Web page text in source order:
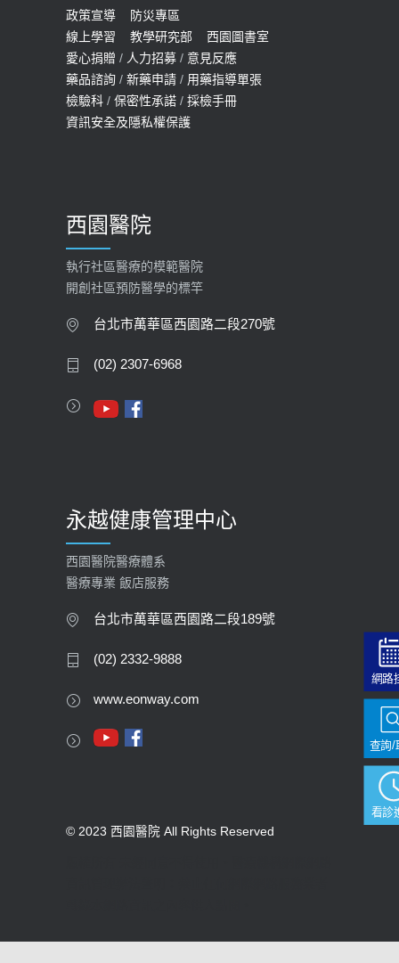
預約
2022-01-07
114年【公費流感及新冠疫苗】門診
預約
2025-09-30
【快速肝癌篩檢MRI】新檢查服務
2026-02-06
大吃大喝、肥胖害到膽囊！膽結石、
膽息肉如何處理？
2023-09-27
政策宣導
防災專區
線上學習
教學研究部
西園圖書室
愛心捐贈 / 人力招募 / 意見反應
藥品諮詢 / 新藥申請 / 用藥指導單張
檢驗科 / 保密性承諾 / 採檢手冊
資訊安全及隱私權保護
西園醫院
執行社區醫療的模範醫院
開創社區預防醫學的標竿
台北市萬華區西園路二段270號
(02) 2307-6968
永越健康管理中心
西園醫院醫療體系
醫療專業 飯店服務
台北市萬華區西園路二段189號
(02) 2332-9888
www.eonway.com
© 2023 西園醫院 All Rights Reserved
網路
看診
查詢/